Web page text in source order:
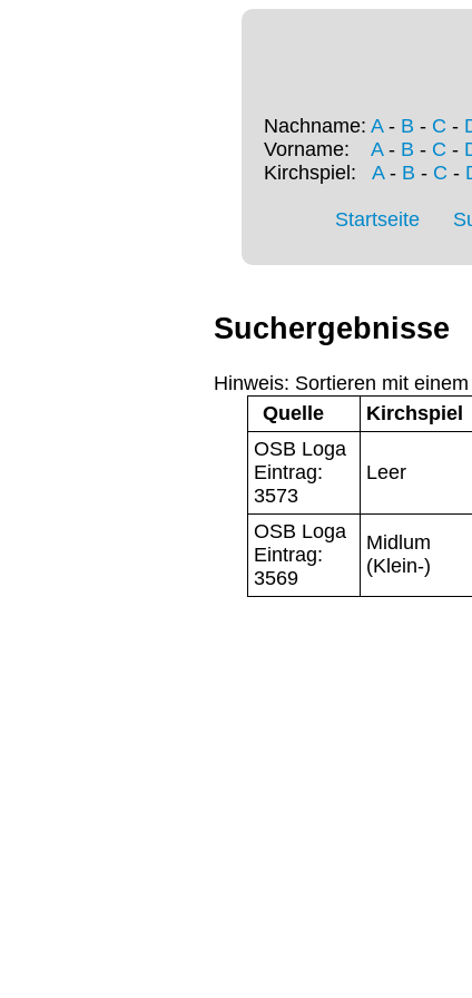
Nachname: A- B - C -
Vorname: A- B - C -
Kirchspiel: A- B - C -
Startseite
Suchergebnisse
Hinweis: Sortieren mit
Quelle
Kirchspiel
OSB Loga
Eintrag:
3573
Leer
OSB Loga
Eintrag:
3569
Midlum
(Klein-)